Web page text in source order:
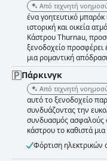
Από τεχνητή
ένα γοητευτικό
ιστορική και οικεία
Κάστρου Thurnau,
ξενοδοχείο προσφέρει
μια ρομαντική
Πάρκινγκ
Από τεχνητή
αυτό το ξενοδοχείο
συνδυάζοντας την
συνδυασμός ασφαλούς
κάστρου το καθιστά
Φόρτιση ηλεκτρικών